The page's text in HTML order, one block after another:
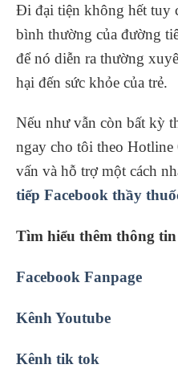
Đi đại tiện không hết tuy
bình thường của đường
để nó diễn ra thường
hại đến sức khỏe của trẻ.
Nếu như vẫn còn bất kỳ
ngay cho tôi theo Hotline
vấn và hỗ trợ một cách
tiếp Facebook thầy
Tìm hiểu thêm thông
Facebook Fanpage
Kênh Youtube
Kênh tik tok